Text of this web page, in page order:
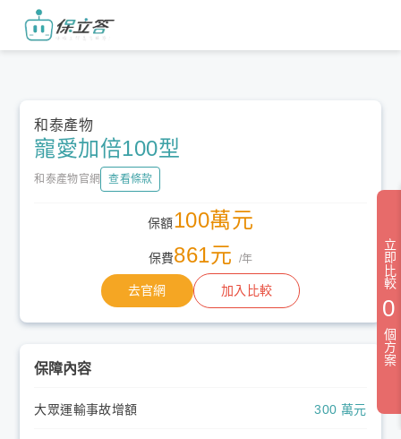
和泰產物
寵愛加倍100型
和泰產物官網 查看條款
保額100萬元
保費861元 /年
去官網 加入比較
保障內容
大眾運輸事故增額 300 萬元
立即比較
0
個方案